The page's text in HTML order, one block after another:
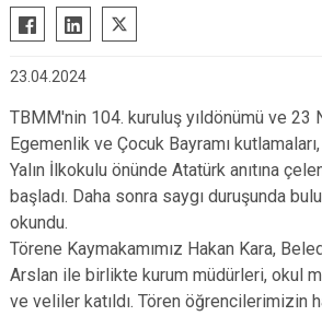
Bolvadin
Dazkırı
Dinar
Emirdağ
Evciler
Şuhut
23.04.2024
TBMM'nin 104. kuruluş yıldönümü ve 23
Egemenlik ve Çocuk Bayramı
Yalın İlkokulu önünde Atatürk anıtına
başladı. Daha sonra saygı duruşunda
okundu.
Törene Kaymakamımız Hakan Kara,
Arslan ile birlikte kurum müdürleri, okul
ve veliler katıldı. Tören öğrencilerimizin